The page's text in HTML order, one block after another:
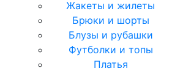
Жакеты и жилеты
Брюки и шорты
Блузы и рубашки
Футболки и топы
Платья